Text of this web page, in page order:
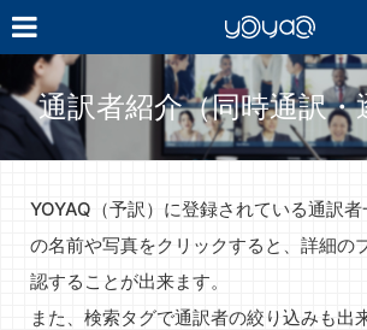
YOYAQ（予
訳）
通訳者紹介（同時通訳・
YOYAQ（予訳）に登録されている通訳
の名前や写真をクリックすると、詳細の
認することが出来ます。
また、検索タグで通訳者の絞り込みも出